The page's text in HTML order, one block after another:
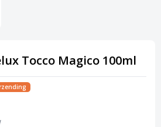
Tocco Magico 100ml